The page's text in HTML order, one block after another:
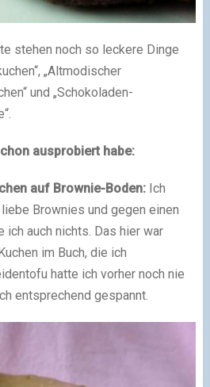
stehen noch so leckere Dinge
„Altmodischer
und „Schokoladen-
ausprobiert habe:
auf Brownie-Boden:Ich
Brownies und gegen einen
ich auch nichts. Das hier war
im Buch, die ich
hatte ich vorher noch nie
entsprechend gespannt.